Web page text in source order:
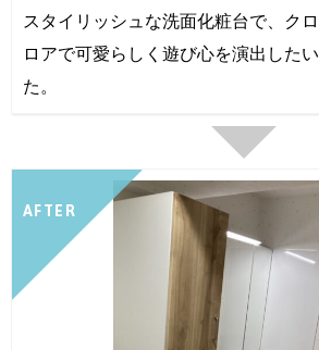
スタイリッシュな洗面化粧台で、ク
ロアで可愛らしく遊び心を演出した
た。
AFTER